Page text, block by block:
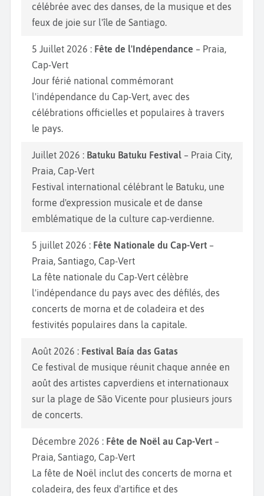
célébrée avec des danses, de la musique et des
feux de joie sur l'île de Santiago.
5 Juillet 2026 : Fête de l'Indépendance – Praia,
Cap-Vert
Jour férié national commémorant
l'indépendance du Cap-Vert, avec des
célébrations officielles et populaires à travers
le pays.
Juillet 2026 : Batuku Batuku Festival – Praia City,
Praia, Cap-Vert
Festival international célébrant le Batuku, une
forme d'expression musicale et de danse
emblématique de la culture cap-verdienne.
5 juillet 2026 : Fête Nationale du Cap-Vert –
Praia, Santiago, Cap-Vert
La fête nationale du Cap-Vert célèbre
l'indépendance du pays avec des défilés, des
concerts de morna et de coladeira et des
festivités populaires dans la capitale.
Août 2026 : Festival Baía das Gatas
Ce festival de musique réunit chaque année en
août des artistes capverdiens et internationaux
sur la plage de São Vicente pour plusieurs jours
de concerts.
Décembre 2026 : Fête de Noël au Cap-Vert –
Praia, Santiago, Cap-Vert
La fête de Noël inclut des concerts de morna et
coladeira, des feux d'artifice et des